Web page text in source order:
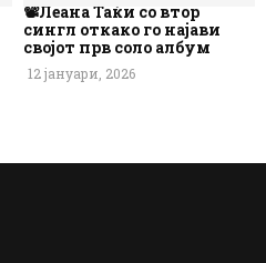
📽️Леана Таќи со втор
сингл откако го најави
својот прв соло албум
12 јануари, 2026